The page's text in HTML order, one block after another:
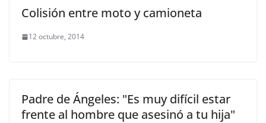
Colisión entre moto y camioneta
12 octubre, 2014
Padre de Ángeles: "Es muy difícil estar
frente al hombre que asesinó a tu hija"